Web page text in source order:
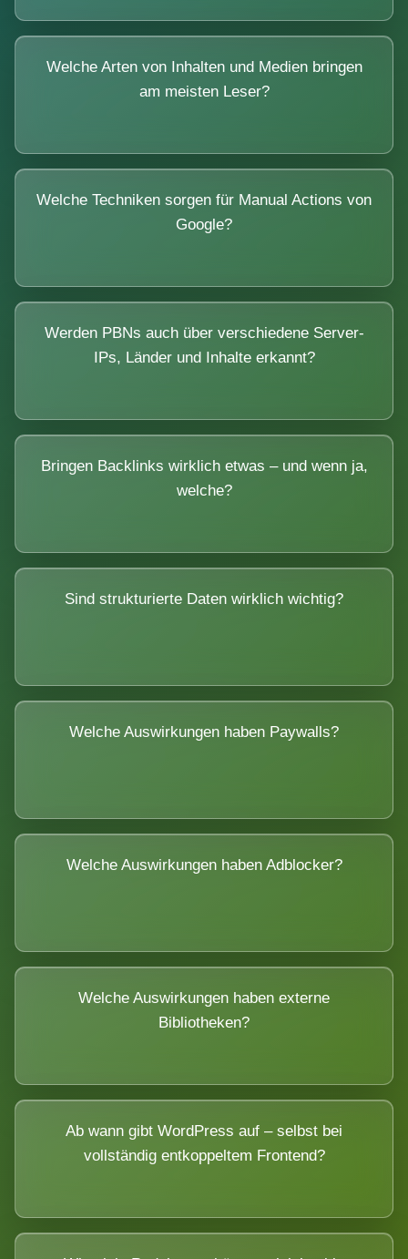
Welche Arten von Inhalten und Medien bringen
am meisten Leser?
Welche Techniken sorgen für Manual Actions von
Google?
Werden PBNs auch über verschiedene Server-
IPs, Länder und Inhalte erkannt?
Bringen Backlinks wirklich etwas – und wenn ja,
welche?
Sind strukturierte Daten wirklich wichtig?
Welche Auswirkungen haben Paywalls?
Welche Auswirkungen haben Adblocker?
Welche Auswirkungen haben externe
Bibliotheken?
Ab wann gibt WordPress auf – selbst bei
vollständig entkoppeltem Frontend?